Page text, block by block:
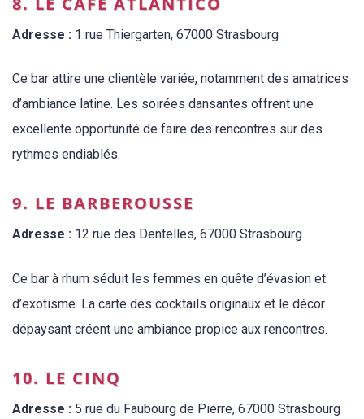
Adresse : 1 rue Thiergarten, 67000 Strasbourg
Ce bar attire une clientèle variée, notamment des amatrices
d’ambiance latine. Les soirées dansantes offrent une
excellente opportunité de faire des rencontres sur des
rythmes endiablés.
9. LE BARBEROUSSE
Adresse : 12 rue des Dentelles, 67000 Strasbourg
Ce bar à rhum séduit les femmes en quête d’évasion et
d’exotisme. La carte des cocktails originaux et le décor
dépaysant créent une ambiance propice aux rencontres.
10. LE CINQ
Adresse : 5 rue du Faubourg de Pierre, 67000 Strasbourg